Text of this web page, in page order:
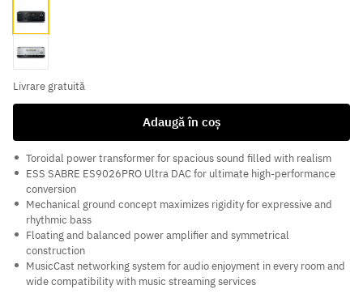
Black
Silver
Livrare gratuită
Adaugă în coș
Toroidal power transformer for spacious sound filled with realism
ESS SABRE ES9026PRO Ultra DAC for ultimate high-performance
conversion
Mechanical ground concept maximizes rigidity for expressive and
rhythmic bass
Floating and balanced power amplifier and symmetrical
construction
MusicCast networking system for audio enjoyment in every room and
wide compatibility with music streaming services